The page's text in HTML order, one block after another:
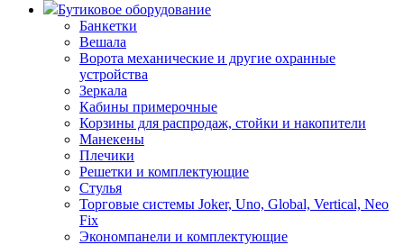
Бутиковое оборудование
Банкетки
Вешала
Ворота механические и другие охранные
устройства
Зеркала
Кабины примерочные
Корзины для распродаж, стойки и накопители
Манекены
Плечики
Решетки и комплектующие
Стулья
Торговые системы Joker, Uno, Global, Vertical, Neo
Fix
Экономпанели и комплектующие